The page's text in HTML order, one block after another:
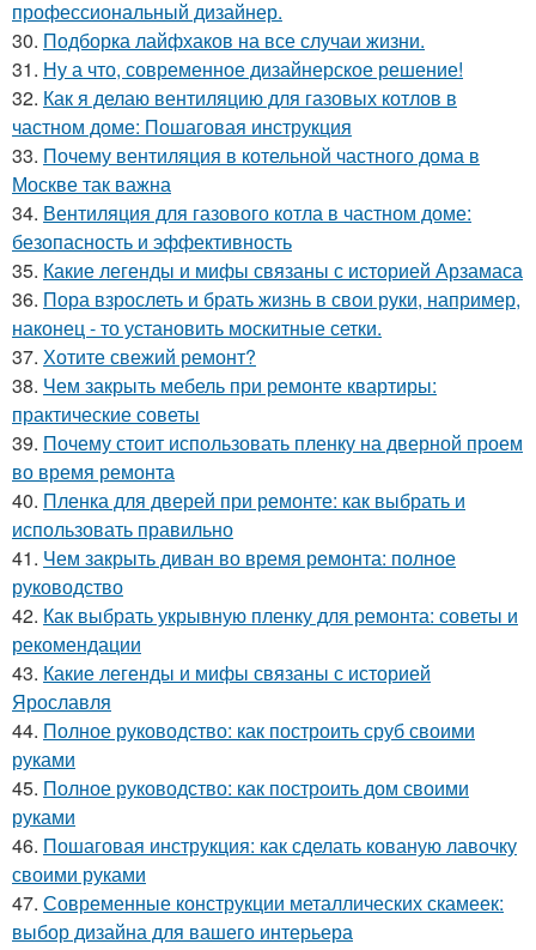
профессиональный дизайнер.
30. Подборка лайфхаков на все случаи жизни.
31. Ну а что, современное дизайнерское решение!
32. Как я делаю вентиляцию для газовых котлов в
частном доме: Пошаговая инструкция
33. Почему вентиляция в котельной частного дома в
Москве так важна
34. Вентиляция для газового котла в частном доме:
безопасность и эффективность
35. Какие легенды и мифы связаны с историей Арзамаса
36. Пора взрослеть и брать жизнь в свои руки, например,
наконец - то установить москитные сетки.
37. Хотите свежий ремонт?
38. Чем закрыть мебель при ремонте квартиры:
практические советы
39. Почему стоит использовать пленку на дверной проем
во время ремонта
40. Пленка для дверей при ремонте: как выбрать и
использовать правильно
41. Чем закрыть диван во время ремонта: полное
руководство
42. Как выбрать укрывную пленку для ремонта: советы и
рекомендации
43. Какие легенды и мифы связаны с историей
Ярославля
44. Полное руководство: как построить сруб своими
руками
45. Полное руководство: как построить дом своими
руками
46. Пошаговая инструкция: как сделать кованую лавочку
своими руками
47. Современные конструкции металлических скамеек:
выбор дизайна для вашего интерьера